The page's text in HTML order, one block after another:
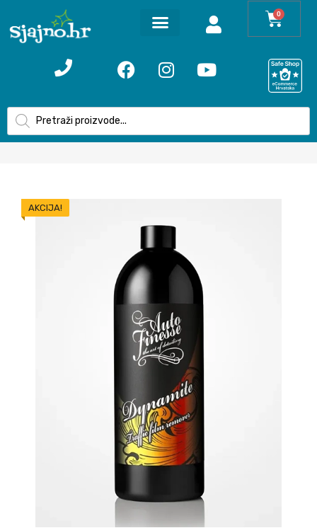
0
AKCIJA!